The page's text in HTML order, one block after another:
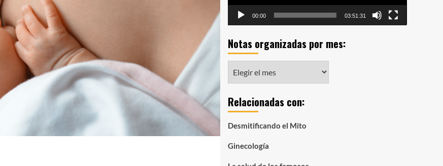
00:00 03:51:31
Notas organizadas por mes:
organizadas
mes:
Relacionadas con:
Desmitificando el Mito
Ginecología